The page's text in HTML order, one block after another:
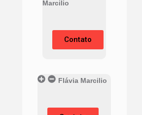
Marcilio
Contato
Flávia Marcilio